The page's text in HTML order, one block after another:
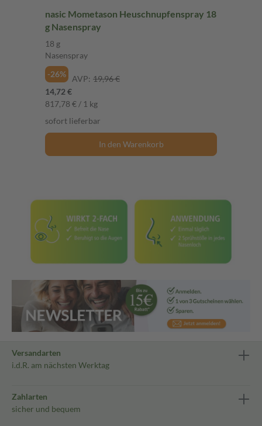
nasic Mometason Heuschnupfenspray 18
g Nasenspray
18 g
Nasenspray
-26% AVP: 19,96 €
14,72 €
817,78 € / 1 kg
sofort lieferbar
In den Warenkorb
Versandarten
i.d.R. am nächsten Werktag
Zahlarten
sicher und bequem